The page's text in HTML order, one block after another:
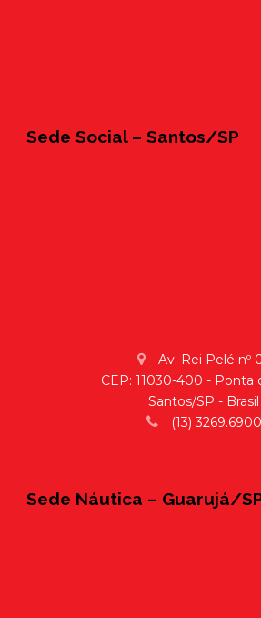
Sede Social – Santos/SP
Av. Rei Pelé nº
CEP: 11030-400 - Ponta
Santos/SP - Brasil
(13) 3269.6900
Sede Náutica – Guarujá/